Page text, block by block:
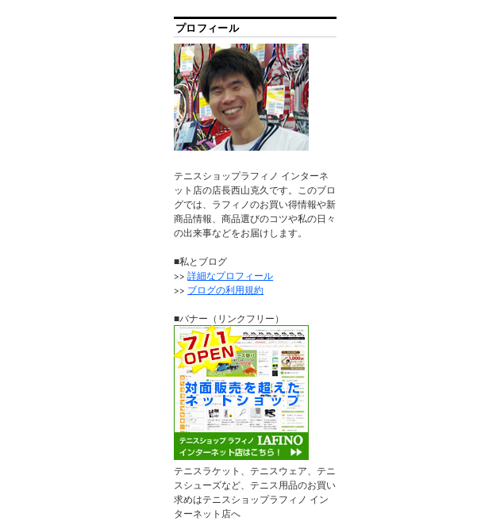
プロフィール
テニスショップラフィノ インターネ
ット店の店長西山克久です。このブロ
グでは、ラフィノのお買い得情報や新
商品情報、商品選びのコツや私の日々
の出来事などをお届けします。
■私とブログ
>>詳細なプロフィール
>> ブログの利用規約
■バナー（リンクフリー）
テニスラケット、テニスウェア、テニ
スシューズなど、テニス用品のお買い
求めはテニスショップラフィノ イン
ターネット店へ